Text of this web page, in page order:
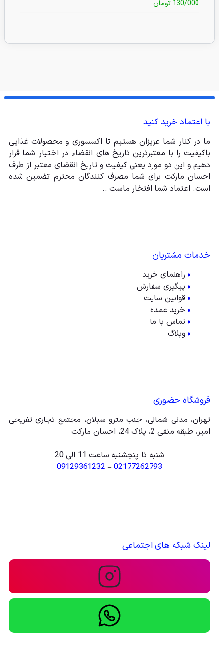
130/000 تومان
با اعتماد خرید کنید
ما در کنار شما عزیزان هستیم تا اکسسوری و محصولات غذایی
باکیفیت را با معتبرترین تاریخ های انقضاء در اختیار شما قرار
دهیم و این دو مورد یعنی کیفیت و تاریخ انقضای معتبر از طرف
احسان مارکت برای شما مصرف کنندگان محترم تضمین شده
است. اعتماد شما افتخار ماست ..
خدمات مشتریان
» راهنمای خرید
» پیگیری سفارش
» قوانین سایت
» خرید عمده
» تماس با ما
» وبلاگ
فروشگاه حضوری
تهران، مدنی شمالی، جنب مترو سبلان، مجتمع تجاری تفریحی
امیر، طبقه منفی 2، پلاک 24، احسان مارکت
شنبه تا پنجشنبه ساعت 11 الی 20
02177262793
–
09129361232
لینک شبکه های اجتماعی